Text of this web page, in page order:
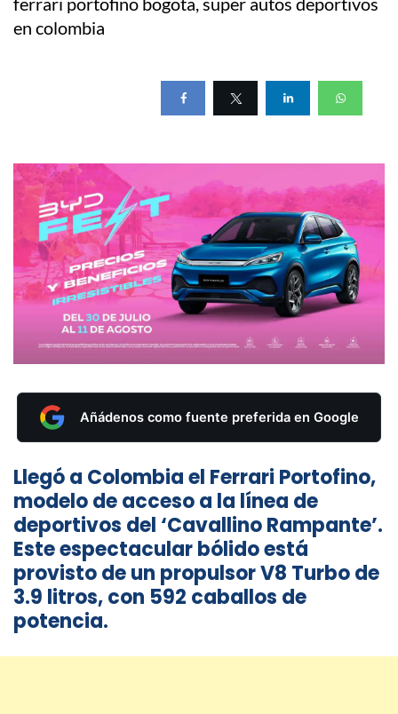
Añádenos como fuente preferida en Google
Llegó a Colombia el Ferrari Portofino,
modelo de acceso a la línea de
deportivos del ‘Cavallino Rampante’.
Este espectacular bólido está
provisto de un propulsor V8 Turbo de
3.9 litros, con 592 caballos de
potencia.